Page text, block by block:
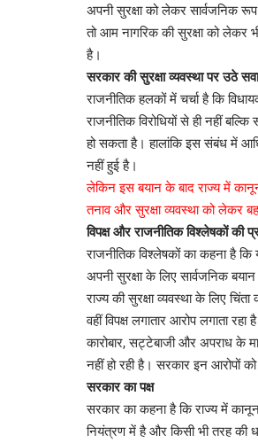
अपनी सुरक्षा को लेकर सार्वजनिक
तो आम नागरिक की सुरक्षा को लेकर
है।
सरकार की सुरक्षा व्यवस्था पर उठे
राजनीतिक हलकों में चर्चा है कि
राजनीतिक विरोधियों से ही नहीं
हो सकता है। हालांकि इस संबंध में
नहीं हुई है।
लेकिन इस बयान के बाद राज्य में
तनाव और सुरक्षा व्यवस्था को लेकर
विपक्ष और राजनीतिक विश्लेषकों की
राजनीतिक विश्लेषकों का कहना है कि
अपनी सुरक्षा के लिए सार्वजनिक
राज्य की सुरक्षा व्यवस्था के लिए चिंता
वहीं विपक्ष लगातार आरोप लगाता
कारोबार, सट्टेबाजी और अपराध के
नहीं हो रही है। सरकार इन आरोपों
सरकार का पक्ष
सरकार का कहना है कि राज्य में
नियंत्रण में है और किसी भी तरह की